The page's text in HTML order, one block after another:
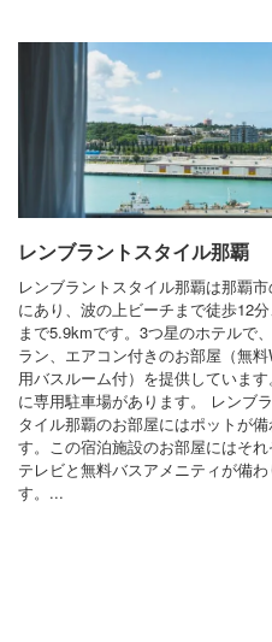
レンブラントスタイル那覇
レンブラントスタイル那覇は那覇
にあり、波の上ビーチまで徒歩12
まで5.9kmです。3つ星のホテルで
ラン、エアコン付きのお部屋（無
用バスルーム付）を提供していま
に専用駐車場があります。 レンブ
タイル那覇のお部屋にはポットが備
す。この宿泊施設のお部屋にはそ
テレビと無料バスアメニティが備わ
す。...